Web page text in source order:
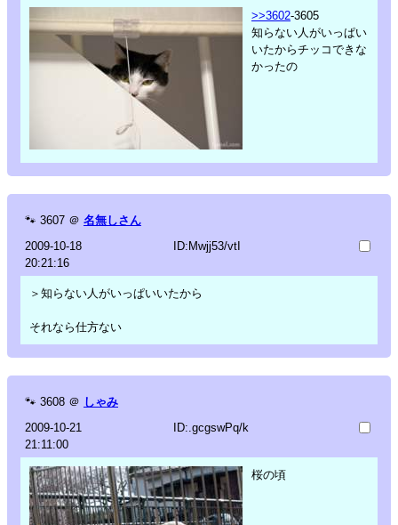
>>3602-3605
知らない人がいっぱい
いたからチッコできな
かったの
🐾 3607 ＠ 名無しさん
2009-10-18
20:21:16
ID:Mwjj53/vtI
＞知らない人がいっぱいいたから
それなら仕方ない
🐾 3608 ＠ しゃみ
2009-10-21
21:11:00
ID:.gcgswPq/k
桜の頃